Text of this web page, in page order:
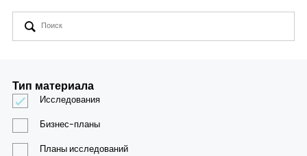
Кейсы
Контакты
Тип материала
Исследования
Бизнес-планы
Планы исследований